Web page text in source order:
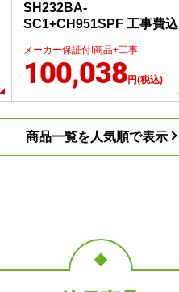
SH232BA-
SC1+CH951SPF 工事費込
メーカー保証付!商品+工事
100,038円(税込)
商品一覧を人気順で表示